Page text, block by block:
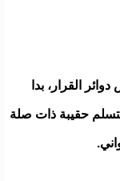
القرار، بدا
حقيبة ذات صلة